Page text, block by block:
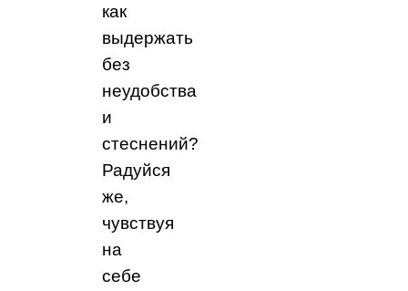
как
выдержать
без
неудобства
и
стеснений?
Радуйся
же,
чувствуя
на
себе